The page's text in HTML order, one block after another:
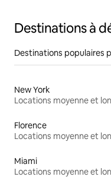
Destinations à
Destinations populaires
New York
Florence
Miami